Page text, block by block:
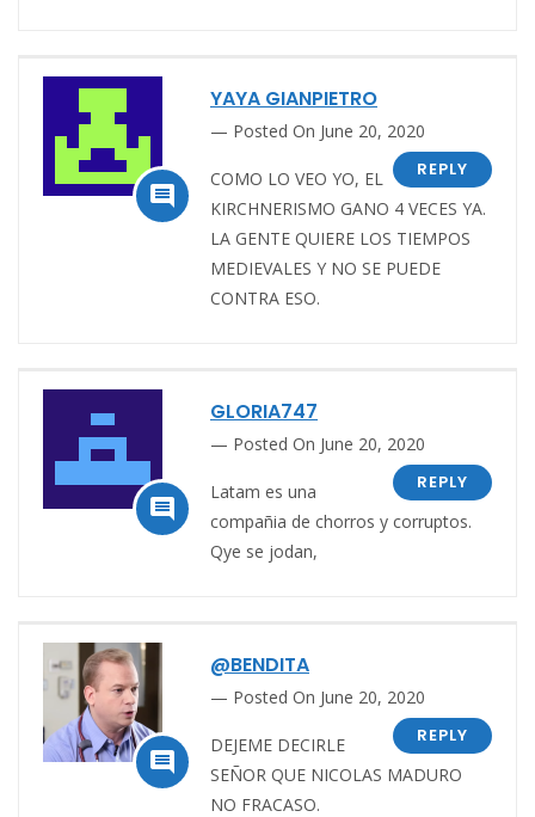

YAYA GIANPIETRO
Posted On June 20, 2020
REPLY
COMO LO VEO YO, EL
KIRCHNERISMO GANO 4 VECES YA.
LA GENTE QUIERE LOS TIEMPOS
MEDIEVALES Y NO SE PUEDE
CONTRA ESO.

GLORIA747
Posted On June 20, 2020
REPLY
Latam es una
compañia de chorros y corruptos.
Qye se jodan,

@BENDITA
Posted On June 20, 2020
REPLY
DEJEME DECIRLE
SEÑOR QUE NICOLAS MADURO
NO FRACASO.